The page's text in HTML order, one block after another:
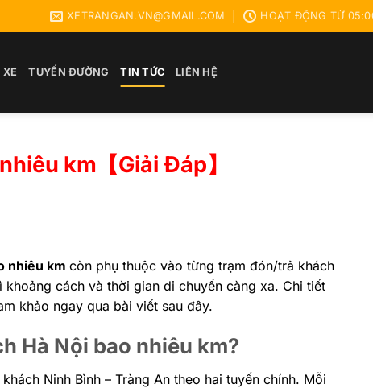
XETRANGAN.VN@GMAIL.COM HOẠT ĐỘNG TỪ
XE TUYẾN ĐƯỜNG TIN TỨC LIÊN HỆ
km【Giải Đáp】
nhiêu km còn phụ thuộc vào từng trạm đón/trả khách
cách và thời gian di chuyển càng xa. Chi tiết
khảo ngay qua bài viết sau đây.
Hà Nội bao nhiêu km?
Ninh Bình – Tràng An theo hai tuyến chính. Mỗi